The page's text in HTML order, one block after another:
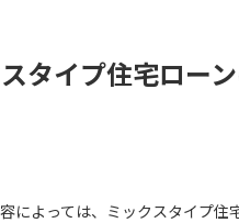
タイプ住宅ロー
によっては、ミックスタイプ住